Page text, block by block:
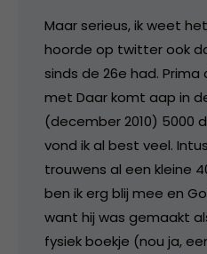
Maar serieus, ik weet
hoorde op twitter ook
sinds de 26e had. Prima
met Daar komt aap in
(december 2010) 5000
vond ik al best veel.
trouwens al een kleine
ben ik erg blij mee en
want hij was gemaakt
fysiek boekje (nou ja,